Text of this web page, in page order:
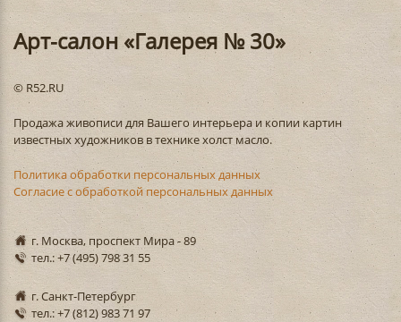
Арт-салон «Галерея № 30»
© R52.RU
Продажа живописи для Вашего интерьера и копии картин
известных художников в технике холст масло.
Политика обработки персональных данных
Согласие с обработкой персональных данных
г. Москва, проспект Мира - 89
тел.: +7 (495) 798 31 55
г. Санкт-Петербург
тел.: +7 (812) 983 71 97